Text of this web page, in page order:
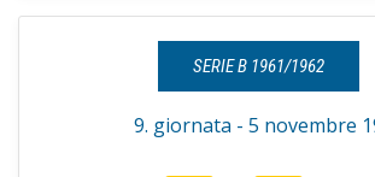
SERIE B 1961/1962
9. giornata - 5 novembre